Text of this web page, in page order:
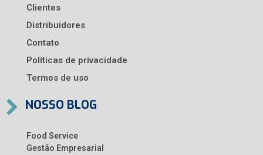
Clientes
Distribuidores
Contato
Políticas de privacidade
Termos de uso
NOSSO BLOG
Food Service
Gestão Empresarial